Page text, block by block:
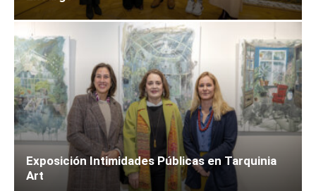
Exposición Intimidades Públicas en Tarquinia
Art